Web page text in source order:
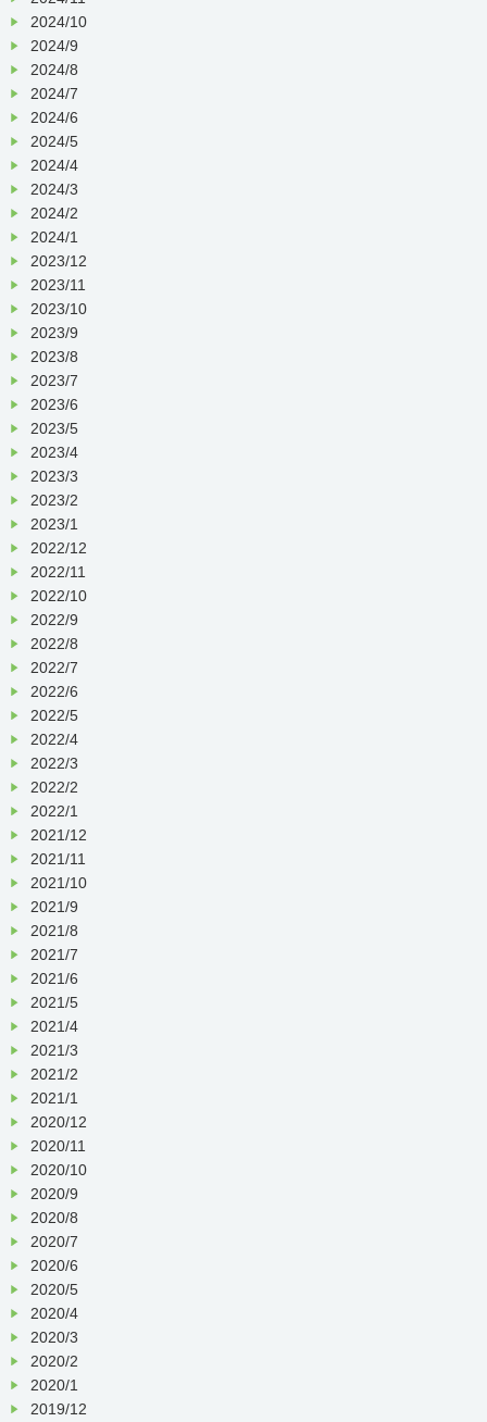
2024/10
2024/9
2024/8
2024/7
2024/6
2024/5
2024/4
2024/3
2024/2
2024/1
2023/12
2023/11
2023/10
2023/9
2023/8
2023/7
2023/6
2023/5
2023/4
2023/3
2023/2
2023/1
2022/12
2022/11
2022/10
2022/9
2022/8
2022/7
2022/6
2022/5
2022/4
2022/3
2022/2
2022/1
2021/12
2021/11
2021/10
2021/9
2021/8
2021/7
2021/6
2021/5
2021/4
2021/3
2021/2
2021/1
2020/12
2020/11
2020/10
2020/9
2020/8
2020/7
2020/6
2020/5
2020/4
2020/3
2020/2
2020/1
2019/12